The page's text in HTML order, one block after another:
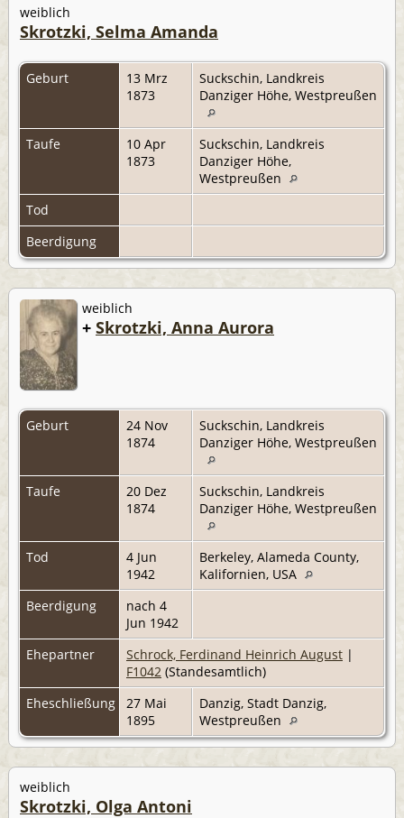
weiblich
Skrotzki, Selma Amanda
Geburt
13 Mrz
1873
Suckschin, Landkreis
Danziger Höhe, Westpreußen
Taufe
10 Apr
1873
Suckschin, Landkreis
Danziger Höhe,
Westpreußen
Tod
Beerdigung
weiblich
+ Skrotzki, Anna Aurora
Geburt
24 Nov
1874
Suckschin, Landkreis
Danziger Höhe, Westpreußen
Taufe
20 Dez
1874
Suckschin, Landkreis
Danziger Höhe, Westpreußen
Tod
4 Jun
1942
Berkeley, Alameda County,
Kalifornien, USA
Beerdigung
nach 4
Jun 1942
Ehepartner
Schrock, Ferdinand Heinrich August |
F1042 (Standesamtlich)
Eheschließung
27 Mai
1895
Danzig, Stadt Danzig,
Westpreußen
weiblich
Skrotzki, Olga Antoni